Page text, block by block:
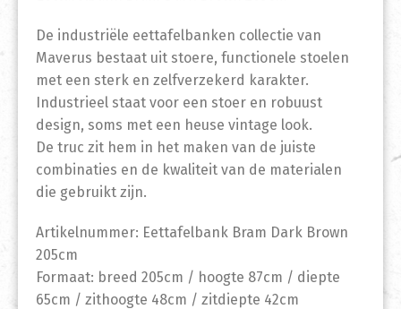
De industriële eettafelbanken collectie van
Maverus bestaat uit stoere, functionele stoelen
met een sterk en zelfverzekerd karakter.
Industrieel staat voor een stoer en robuust
design, soms met een heuse vintage look.
De truc zit hem in het maken van de juiste
combinaties en de kwaliteit van de materialen
die gebruikt zijn.
Artikelnummer: Eettafelbank Bram Dark Brown
205cm
Formaat: breed 205cm / hoogte 87cm / diepte
65cm / zithoogte 48cm / zitdiepte 42cm